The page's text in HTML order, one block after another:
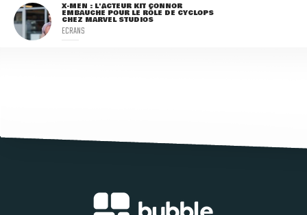
X-MEN : L'ACTEUR KIT CONNOR
EMBAUCHÉ POUR LE RÔLE DE CYCLOPS
CHEZ MARVEL STUDIOS
ECRANS